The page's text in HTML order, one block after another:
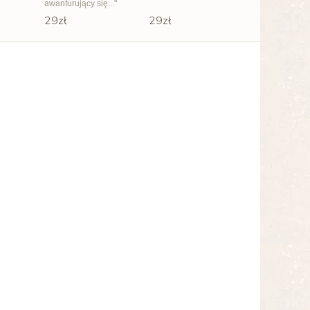
awanturujący się..."
29zł 29zł